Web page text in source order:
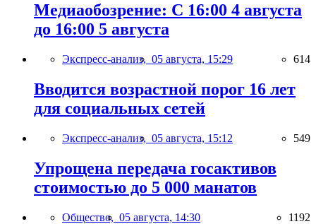
Медиаобозрение: С 16:00 4 августа
до 16:00 5 августа
Экспресс-анализ, 05 августа, 15:29 614
Вводится возрастной порог 16 лет
для социальных сетей
Экспресс-анализ, 05 августа, 15:12 549
Упрощена передача госактивов
стоимостью до 5 000 манатов
Общество, 05 августа, 14:30 1192